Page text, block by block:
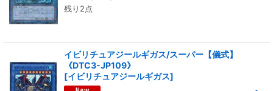
残り2点
イビリチュアジールギガス/スーパー【儀式】
《DTC3-JP109》
[イビリチュアジールギガス]